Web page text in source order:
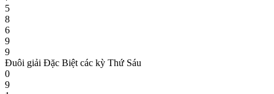
5
8
6
9
9
Đuôi giải Đặc Biệt các kỳ Thứ Sáu
0
9